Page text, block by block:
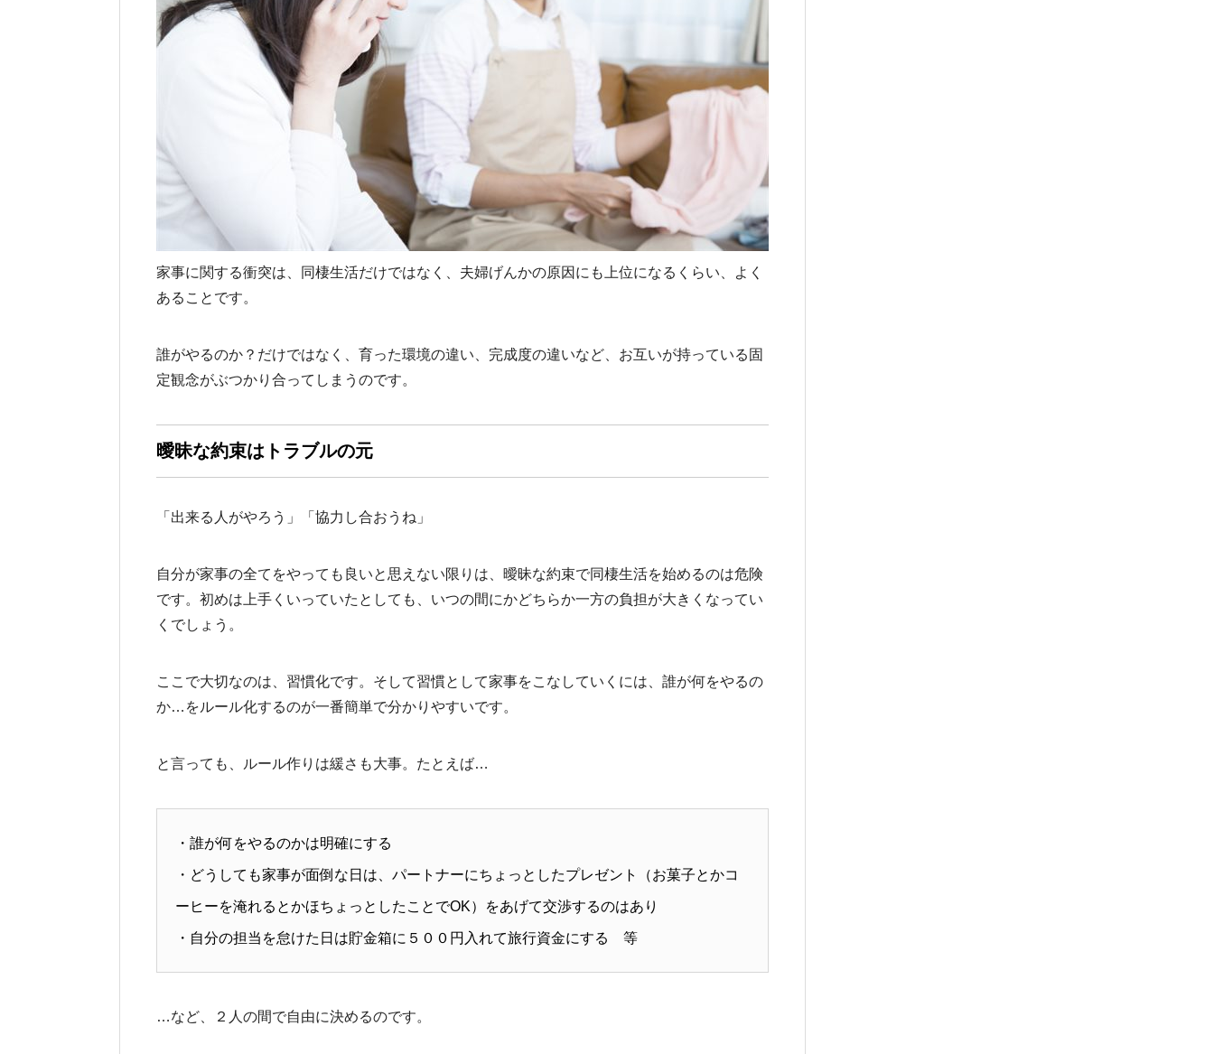
家事に関する衝突は、同棲生活だけではなく、夫婦げんかの原因にも上位になるくらい、よく
あることです。
誰がやるのか？だけではなく、育った環境の違い、完成度の違いなど、お互いが持っている固
定観念がぶつかり合ってしまうのです。
曖昧な約束はトラブルの元
「出来る人がやろう」「協力し合おうね」
自分が家事の全てをやっても良いと思えない限りは、曖昧な約束で同棲生活を始めるのは危険
です。初めは上手くいっていたとしても、いつの間にかどちらか一方の負担が大きくなってい
くでしょう。
ここで大切なのは、習慣化です。そして習慣として家事をこなしていくには、誰が何をやるの
か…をルール化するのが一番簡単で分かりやすいです。
と言っても、ルール作りは緩さも大事。たとえば…
・誰が何をやるのかは明確にする
・どうしても家事が面倒な日は、パートナーにちょっとしたプレゼント（お菓子とかコ
ーヒーを淹れるとかほちょっとしたことでOK）をあげて交渉するのはあり
・自分の担当を怠けた日は貯金箱に５００円入れて旅行資金にする 等
…など、２人の間で自由に決めるのです。